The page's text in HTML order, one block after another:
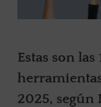
Estas son las
2025, según